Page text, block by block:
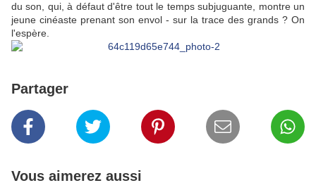
du son, qui, à défaut d'être tout le temps subjuguante, montre un
jeune cinéaste prenant son envol - sur la trace des grands ? On
l'espère.
Partager
Vous aimerez aussi